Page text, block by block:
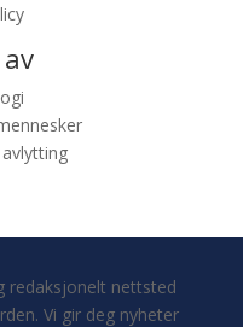
redaksjonelt nettsted
Vi gir deg nyheter